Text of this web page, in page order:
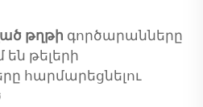
թղթի գործարանները
թելերի
հարմարեցնելու